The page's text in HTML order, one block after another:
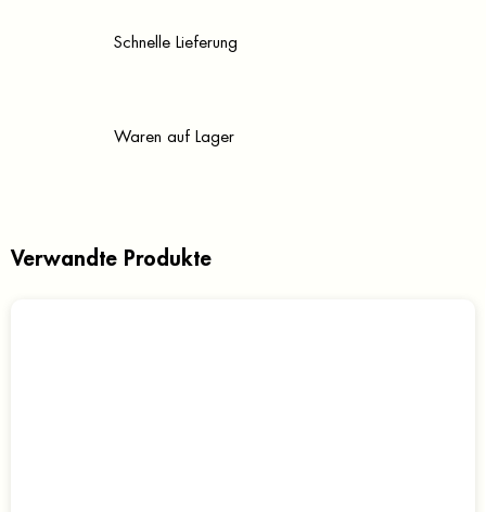
Schnelle Lieferung
Waren auf Lager
Verwandte Produkte